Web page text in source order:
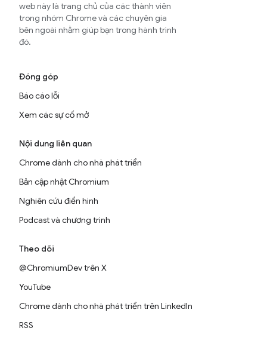
web này là trang chủ của các thành viên
trong nhóm Chrome và các chuyên gia
bên ngoài nhằm giúp bạn trong hành trình
đó.
Đóng góp
Báo cáo lỗi
Xem các sự cố mở
Nội dung liên quan
Chrome dành cho nhà phát triển
Bản cập nhật Chromium
Nghiên cứu điển hình
Podcast và chương trình
Theo dõi
@ChromiumDev trên X
YouTube
Chrome dành cho nhà phát triển trên LinkedIn
RSS